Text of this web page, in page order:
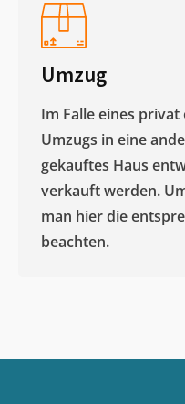
Umzug
Im Falle eines
Umzugs in eine
gekauftes Haus
verkauft werden.
man hier die
beachten.